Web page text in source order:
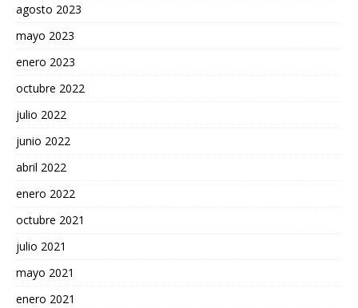
agosto 2023
mayo 2023
enero 2023
octubre 2022
julio 2022
junio 2022
abril 2022
enero 2022
octubre 2021
julio 2021
mayo 2021
enero 2021